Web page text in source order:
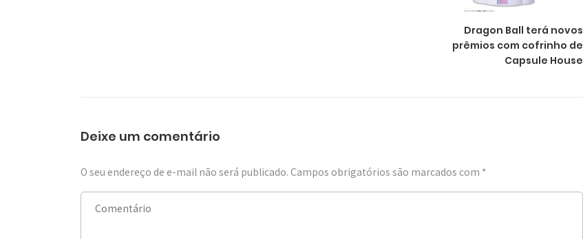
Dragon Ball terá novos
prêmios com cofrinho de
Capsule House
Deixe um comentário
O seu endereço de e-mail não será publicado. Campos obrigatórios são marcados com *